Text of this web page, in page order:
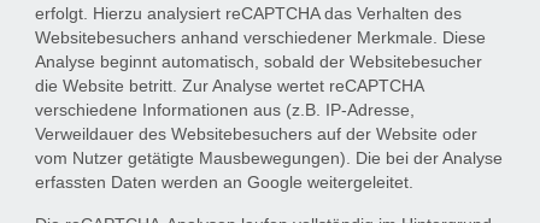
erfolgt. Hierzu analysiert reCAPTCHA das Verhalten des
Websitebesuchers anhand verschiedener Merkmale. Diese
Analyse beginnt automatisch, sobald der Websitebesucher
die Website betritt. Zur Analyse wertet reCAPTCHA
verschiedene Informationen aus (z.B. IP-Adresse,
Verweildauer des Websitebesuchers auf der Website oder
vom Nutzer getätigte Mausbewegungen). Die bei der Analyse
erfassten Daten werden an Google weitergeleitet.